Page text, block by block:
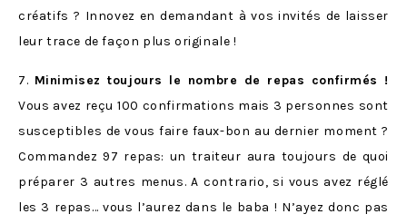
créatifs ? Innovez en demandant à vos invités de laisser
leur trace de façon plus originale !
7. Minimisez toujours le nombre de repas confirmés !
Vous avez reçu 100 confirmations mais 3 personnes sont
susceptibles de vous faire faux-bon au dernier moment ?
Commandez 97 repas: un traiteur aura toujours de quoi
préparer 3 autres menus. A contrario, si vous avez réglé
les 3 repas… vous l’aurez dans le baba ! N’ayez donc pas